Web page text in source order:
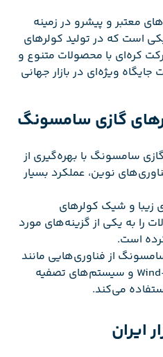
معتبر و پیشرو در زمینه
است که در تولید کولرهای
کره‌ای با محصولات متنوع و
ویژه‌ای در بازار جهانی
سامسونگ با بهره‌گیری از
نوین، عملکرد بسیار
زیبا و شیک کولرهای
را به یکی از گزینه‌های مورد
است.
از فناوری‌هایی مانند
Wind-Free، Digital Inverter و سیستم‌های تصفیه
می‌کند.